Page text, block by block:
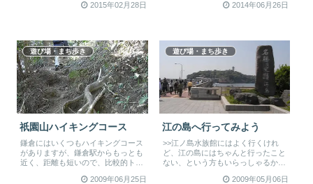
2015年02月28日 2014年06月26日
遊び場・まち歩き
祇園山ハイキングコース
鎌倉にはいくつもハイキングコース
がありますが、鎌倉駅からもっとも
近く、距離も短いので、比較的トラ
2009年06月25日
遊び場・まち歩き
江の島へ行ってみよう
>>江ノ島水族館にはよく行くけれ
ど、江の島にはちゃんと行ったこと
ない、という方もいらっしゃるかも
2009年05月06日